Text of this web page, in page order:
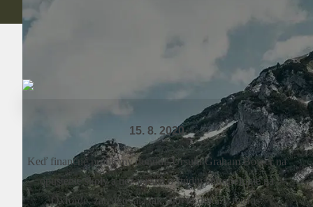
15. 8. 2020
Keď finančné problémy donútili Ursulu Graham Bower na
opustenie školy a tiež jej sna o štúdiu antropológie na
Oxforde, zareagovala tak, ako to dokáže tvrďas: